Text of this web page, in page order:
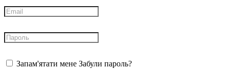
Запам'ятати мене Забули пароль?